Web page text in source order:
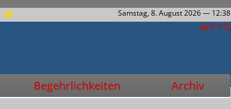
Samstag, 8. August 2026— 12:38
Begehrlichkeiten Archiv